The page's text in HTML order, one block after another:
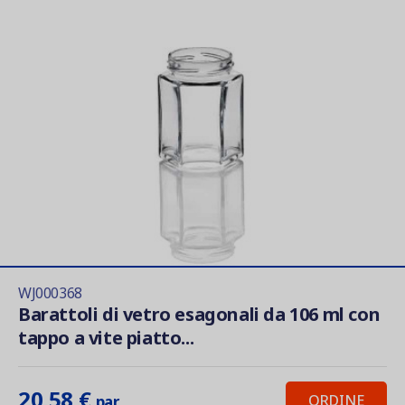
WJ000368
Barattoli di vetro esagonali da 106 ml con
tappo a vite piatto...
20,58 € ORDINE